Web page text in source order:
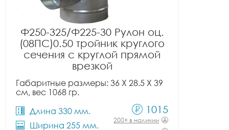
Ф250-325/Ф225-30 Рулон оц.
(08ПС)0.50 тройник круглого
сечения с круглой прямой
врезкой
Габаритные размеры: 36 X 28.5 X 39
см, вес 1068 гр.
Длина 330 мм.
Ширина 255 мм.
1015
200+ в наличии